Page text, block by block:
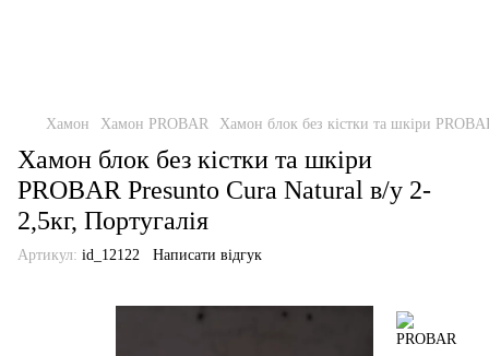
Хамон Хамон PROBAR Хамон блок без кістки та шкіри
Хамон блок без кістки та шкіри
PROBAR Presunto Cura Natural в/у 2-
2,5кг, Португалія
Артикул: id_12122 Написати відгук